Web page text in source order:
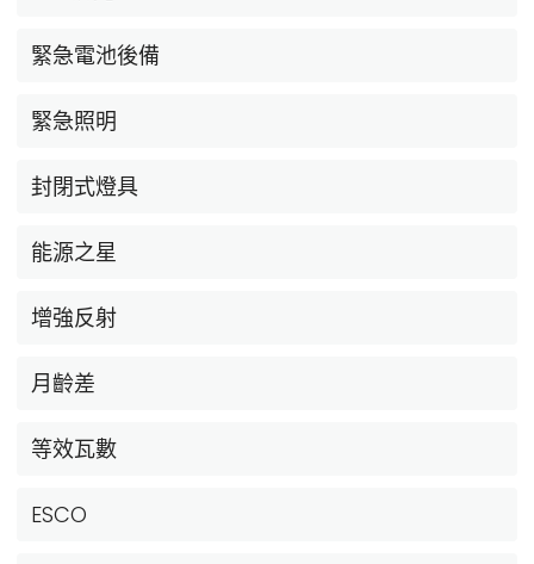
緊急電池後備
緊急照明
封閉式燈具
能源之星
增強反射
月齡差
等效瓦數
ESCO